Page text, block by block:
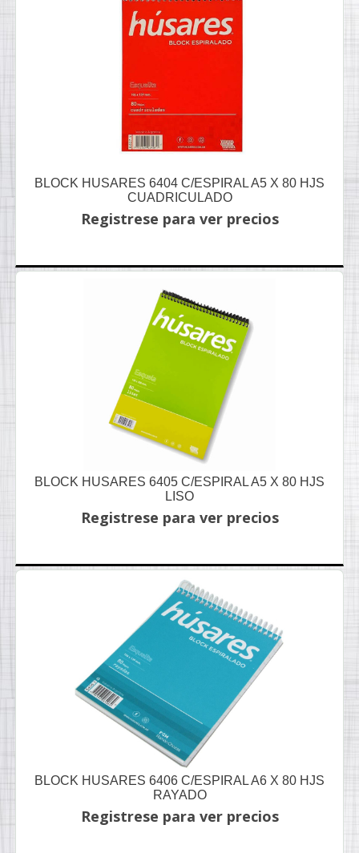
BLOCK HUSARES 6404 C/ESPIRAL A5 X 80 HJS
CUADRICULADO
Registrese para ver precios
BLOCK HUSARES 6405 C/ESPIRAL A5 X 80 HJS
LISO
Registrese para ver precios
BLOCK HUSARES 6406 C/ESPIRAL A6 X 80 HJS
RAYADO
Registrese para ver precios